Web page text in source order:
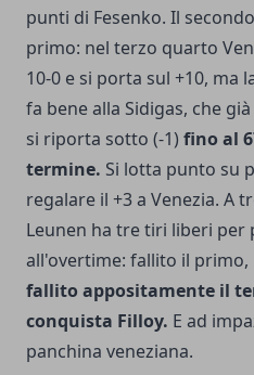
punti di Fesenko. Il
primo: nel terzo quarto
10-0 e si porta sul +10, ma
fa bene alla Sidigas, che
si riporta sotto (-1) fino al
termine. Si lotta punto su
regalare il +3 a Venezia. A
Leunen ha tre tiri liberi per
all'overtime: fallito il primo,
fallito appositamente il
conquista Filloy. E ad
panchina veneziana.